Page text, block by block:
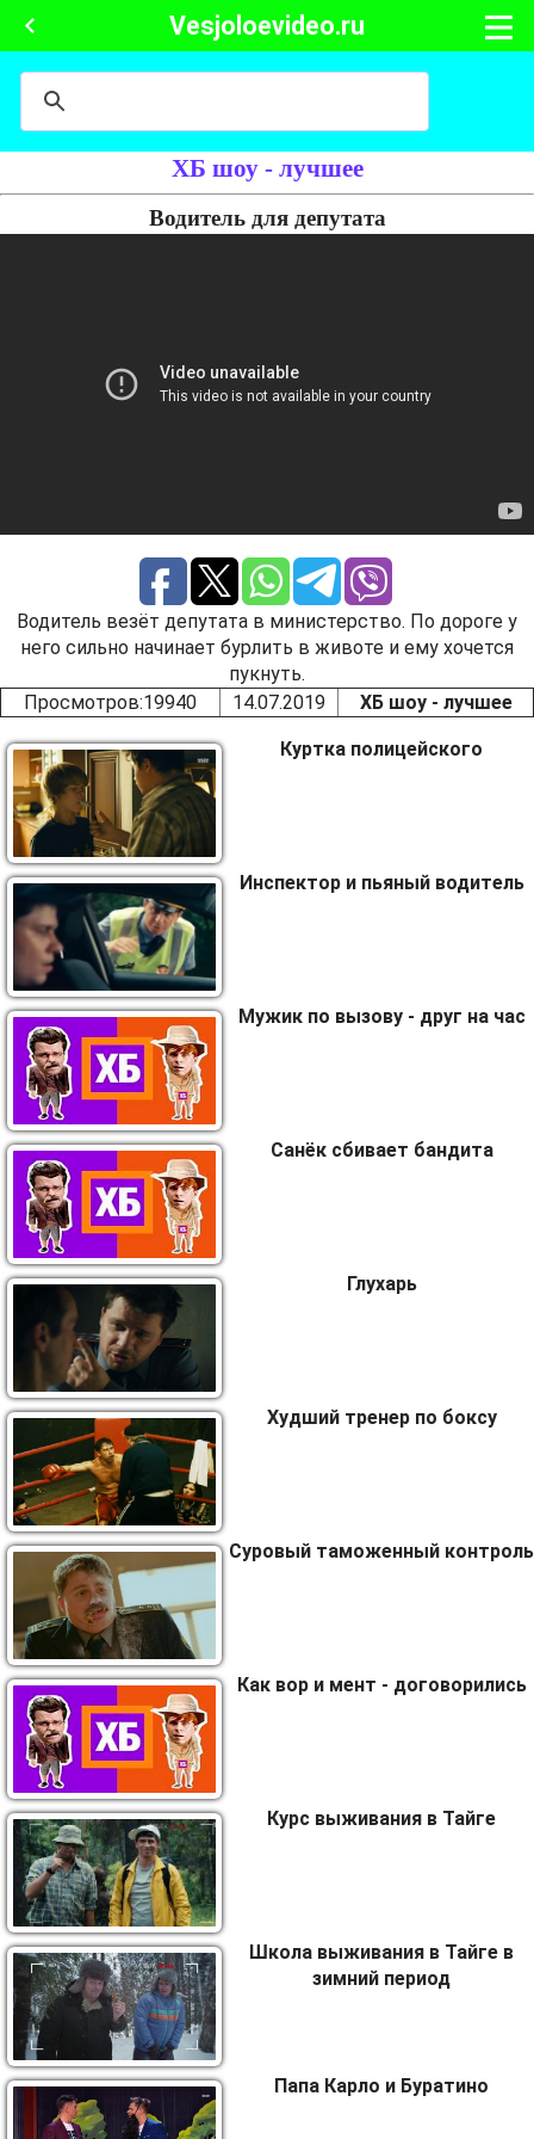
Vesjoloevideo.ru
ХБ шоу - лучшее
Водитель для депутата
Водитель везёт депутата в министерство. По дороге у
него сильно начинает бурлить в животе и ему хочется
пукнуть.
Просмотров:19940 14.07.2019 ХБ шоу - лучшее
Куртка полицейского
Инспектор и пьяный водитель
Мужик по вызову - друг на час
Санёк сбивает бандита
Глухарь
Худший тренер по боксу
Суровый таможенный контроль
Как вор и мент - договорились
Курс выживания в Тайге
Школа выживания в Тайге в
зимний период
Папа Карло и Буратино